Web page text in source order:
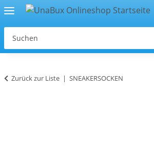
Zurück zur Liste SNEAKERSOCKEN